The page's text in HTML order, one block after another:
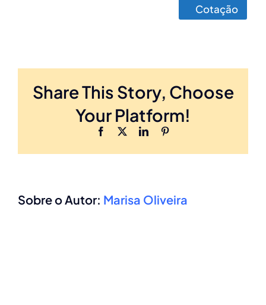
Cotação
Share This Story, Choose
Your Platform!
Facebook LinkedIn
Sobre o Autor: Marisa Oliveira